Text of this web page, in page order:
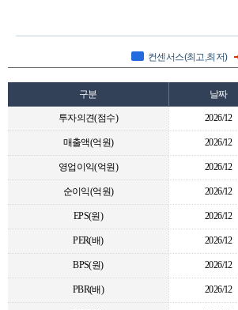
컨센서스(최고,최저)
구분 날짜
투자의견(점수) 2026/12
매출액(억원) 2026/12
영업이익(억원) 2026/12
순이익(억원) 2026/12
EPS(원) 2026/12
PER(배) 2026/12
BPS(원) 2026/12
PBR(배) 2026/12